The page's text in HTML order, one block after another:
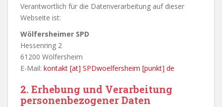
Verantwortlich für die Datenverarbeitung auf dieser
Webseite ist:
Wölfersheimer SPD
Hessenring 2
61200 Wölfersheim
E-Mail: kontakt [at] SPDwoelfersheim [punkt] de
2. Erhebung und Verarbeitung
personenbezogener Daten